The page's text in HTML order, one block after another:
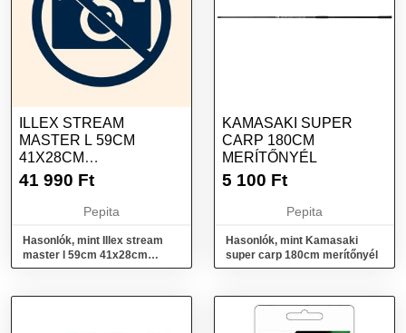
ILLEX STREAM
MASTER L 59CM
41X28CM
RABLÓHALAS MERÍTŐ
41 990 Ft
Pepita
Hasonlók, mint Illex stream
master l 59cm 41x28cm
rablóhalas merítő
KAMASAKI SUPER
CARP 180CM
MERÍTŐNYÉL
5 100 Ft
Pepita
Hasonlók, mint Kamasaki
super carp 180cm merítőnyél